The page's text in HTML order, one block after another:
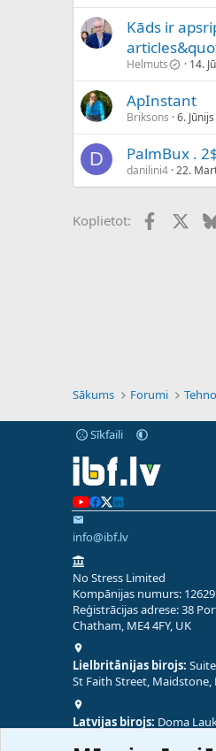
Kāds ir
Helmuts 14.
ApInstant
Briksons 6.
D PalmBux .
danilini4 22.
Koplietot: Facebook
X
Sākums Forumi
Sīkfaili
info@ibf.lv
No Stress Limited
Kompānijas numurs:
Reģistrācijas adrese: 38
Chatham, ME4 4FY, UK
Lielbritānijas birojs:
St Faith Street, Maidstone,
Latvijas birojs: Doma